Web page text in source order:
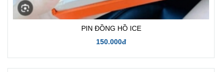
PIN ĐỒNG HỒ ICE
150.000đ